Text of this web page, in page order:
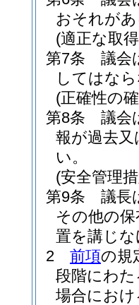
おそれが
(適正な取
第7条
議会
してはな
(正確性の
第8条
議会
報が過去
い。
(安全管理
第9条
議長
その他の
置を講じ
2
前項の規
段階にわ
場合にお